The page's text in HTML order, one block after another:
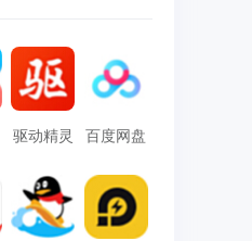
驱动精灵 百度网盘